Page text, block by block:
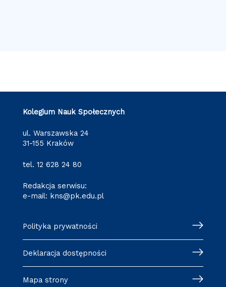
Kolegium Nauk Społecznych
ul. Warszawska 24
31-155 Kraków
tel. 12 628 24 80
Redakcja serwisu:
e-mail: kns@pk.edu.pl
Polityka prywatności
Deklaracja dostępności
Mapa strony